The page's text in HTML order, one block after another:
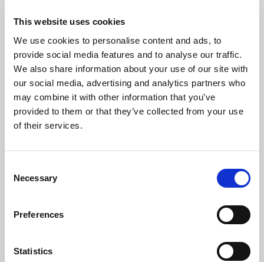
This website uses cookies
We use cookies to personalise content and ads, to
provide social media features and to analyse our traffic.
We also share information about your use of our site with
our social media, advertising and analytics partners who
may combine it with other information that you’ve
provided to them or that they’ve collected from your use
of their services.
Selection
Necessary
Preferences
Statistics